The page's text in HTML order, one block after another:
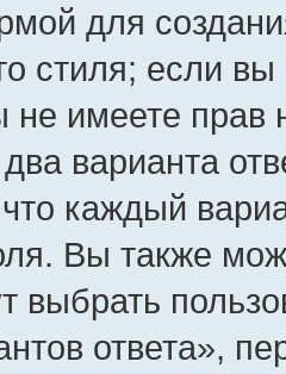
для
стиля; если
имеете прав
варианта
каждый
Вы также
выбрать
ответа»,